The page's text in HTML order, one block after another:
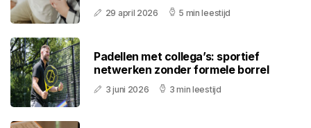
29 april 2026 5 min leestijd
Padellen met collega’s: sportief
netwerken zonder formele borrel
3 juni 2026 3 min leestijd